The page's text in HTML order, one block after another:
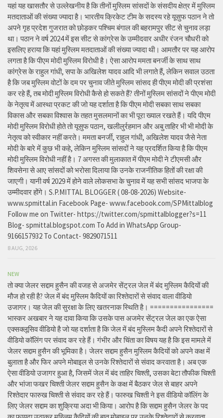
यहां यह खासतौर से उल्लेखनीय है कि तीनों मुस्लिम सांसदों के संसदीय क्षेत्र में मुस्लिम
मतदाताओं की संख्या ज्यादा है। भारतीय क्रिकेट टीम के सदस्य रहे यूसुफ पठान ने तो
अपने गृह प्रदेश गुजरात को छोड़कर पश्चिम बंगाल की बहरामपुर सीट से चुनाव लड़ा
था। पठान ने वर्ष 2024 में इस सीट से कांग्रेस के उम्मीदवार अधीर रंजन चौधरी को
इसलिए हराया कि यहां मुस्लिम मतदाताओं की संख्या ज्यादा थी। आमतौर पर यह आरोप
लगता है कि पीएम मोदी मुस्लिम विरोधी है। ऐसा आरोप ममता बनर्जी के साथ साथ
कांग्रेस के राहुल गांधी, सपा के अखिलेश यादव आदि भी लगाते हैं, लेकिन सवाल उठता
है कि जब मुस्लिम वोटों के दम पर चुनाव जीते मुस्लिम सांसद ही पीएम मोदी की प्रशंसा
कर रहे हैं, तब मोदी मुस्लिम विरोधी कैसे हो सकते हैं? तीनों मुस्लिम सांसदों ने पीएम मोदी
के नेतृत्व में आस्था प्रकट की जो यह दर्शाता है कि पीएम मोदी सबका साथ सबका
विकास और सबका विश्वास के तहत मुसलमानों का भी पूरा ख्याल रखते हैं। यदि पीएम
मोदी मुस्लिम विरोधी होते तो यूसुफ पठान, खलीलुर्रहमान और अबु ताहिर भी भी मोदी के
नेतृत्व को स्वीकार नहीं करते। ममता बनर्जी, राहुल गांधी, अखिलेश यादव जैसे नेता
मोदी के बारे में कुछ भी कहे, लेकिन मुस्लिम सांसदों ने यह प्रदर्शित किया है कि पीएम
मोदी मुस्लिम विरोधी नहीं है। 7 अगस्त की मुलाकात में पीएम मोदी ने टीएमसी और
शिवसेना से आए सांसदों को भरोसा दिलाया कि उनके राजनीतिक हितों की रक्षा की
जाएगी। यानी वर्ष 2029 में होने वाले लोकसभा के चुनाव में यह सभी सांसद भाजपा के
उम्मीदवार होंगे। S.P.MITTAL BLOGGER ( 08-08-2026) Website-
www.spmittal.in Facebook Page- www.facebook.com/SPMittalblog
Follow me on Twitter- https://twitter.com/spmittalblogger?s=11
Blog- spmittal.blogspot.com To Add in WhatsApp Group-
9166157932 To Contact- 9829071511
8 AUG, 2026
NEW
तो क्या जेलर सद्दाम हुसैन की वजह से अजमेर सेंट्रल जेल में बंद मुस्लिम कैदियों की
मौज हो रही है? जेल में बंद मुस्लिम कैदियों का रिश्तेदारों से संवाद वाला वीडियो
उजागर। यह जेल की सुरक्षा के लिए खतरनाक स्थिति है। ================
भास्कर अखबार ने यह दावा किया कि उसके पास अजमेर सेंट्रल जेल का एक ऐसा
एक्सक्लूसिव वीडियो है जो यह दर्शाता है कि जेल में बंद मुस्लिम कैदी अपने रिश्तेदारों से
वीडियो कॉलिंग पर संवाद कर रहे हैं। गंभीर और चिंता का विषय यह है कि इस मामले में
जेलर सद्दाम हुसैन की भूमिका है। जेलर सद्दाम हुसैन मुस्लिम कैदियों को अपने कक्ष में
बुलाता है और फिर अपने मोबाइल से उनके रिश्तेदारों से संवाद करवाता है। अब एक
ऐसा वीडियो उजागर हुआ है, जिसमें जेल में बंद ताहिर चिश्ती, उसका बेटा तौफीक चिश्ती
और भांजा फखर चिश्ती जेलर सद्दाम हुसैन के कक्ष में बैठकर जेल से बाहर अपने
रिश्तेदार फारुख चिश्ती से संवाद कर रहे हैं। फारुख चिश्ती ने इस वीडियो कॉलिंग के
लिए जेलर सद्दाम का शुक्रिया अदा भी किया। आरोप है कि सद्दाम हुसैन जेलर के पद